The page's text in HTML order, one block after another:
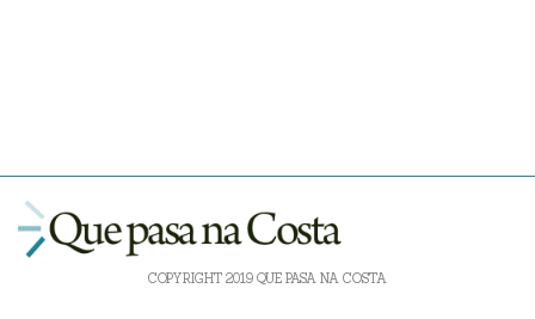
COPYRIGHT 2019 QUE PASA NA COSTA